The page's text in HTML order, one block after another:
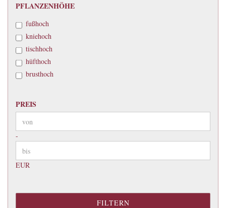
PFLANZENHÖHE
PFLANZENHÖHE
fußhoch
kniehoch
tischhoch
hüfthoch
brusthoch
PREIS
PREIS
Preis bis
-
EUR
FILTERN